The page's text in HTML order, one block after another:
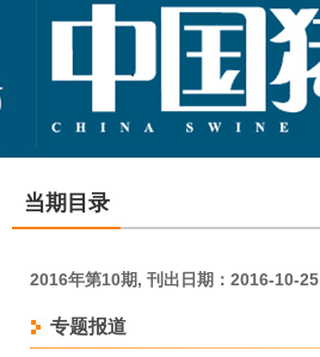
当期目录
2016年第10期, 刊出日期：2016-10-25
专题报道